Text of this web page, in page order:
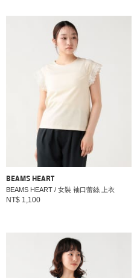
BEAMS HEART
BEAMS HEART / 女裝 袖口蕾絲 上衣
NT$ 1,100